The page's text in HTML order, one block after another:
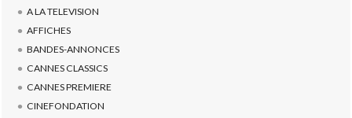
A LA TELEVISION
AFFICHES
BANDES-ANNONCES
CANNES CLASSICS
CANNES PREMIERE
CINEFONDATION